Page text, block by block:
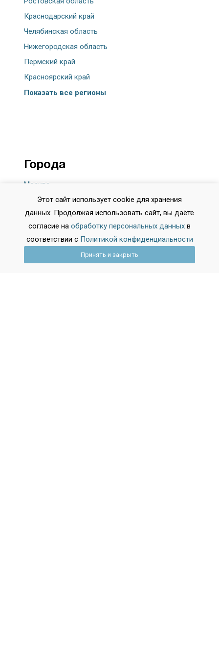
Краснодарский край
Челябинская область
Нижегородская область
Пермский край
Красноярский край
Показать все регионы
Города
Москва
Санкт-Петербург
Екатеринбург
Нижний Новгород
Челябинск
Самара
Этот сайт использует cookie для хранения
данных. Продолжая использовать сайт, вы даёте
согласие на обработку персональных данных в
соответствии с Политикой конфиденциальности
Принять и закрыть